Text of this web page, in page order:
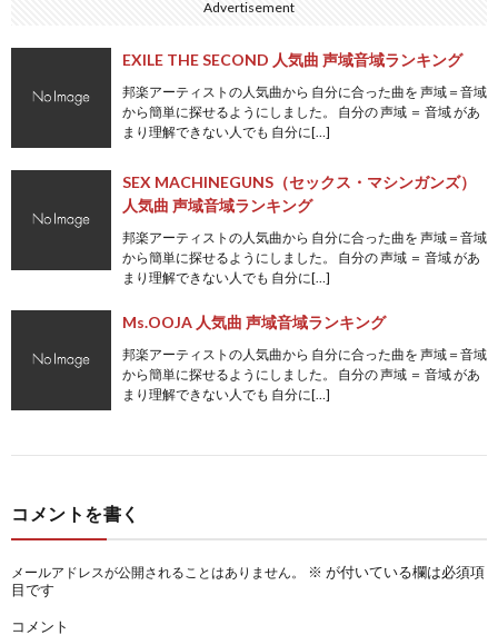
Advertisement
EXILE THE SECOND 人気曲 声域音域ランキング
邦楽アーティストの人気曲から 自分に合った曲を 声域＝音域
から簡単に探せるようにしました。 自分の 声域 ＝ 音域 があ
まり理解できない人でも 自分に[…]
SEX MACHINEGUNS（セックス・マシンガンズ）
人気曲 声域音域ランキング
邦楽アーティストの人気曲から 自分に合った曲を 声域＝音域
から簡単に探せるようにしました。 自分の 声域 ＝ 音域 があ
まり理解できない人でも 自分に[…]
Ms.OOJA 人気曲 声域音域ランキング
邦楽アーティストの人気曲から 自分に合った曲を 声域＝音域
から簡単に探せるようにしました。 自分の 声域 ＝ 音域 があ
まり理解できない人でも 自分に[…]
コメントを書く
メールアドレスが公開されることはありません。 ※ が付いている欄は必須項
目です
コメント